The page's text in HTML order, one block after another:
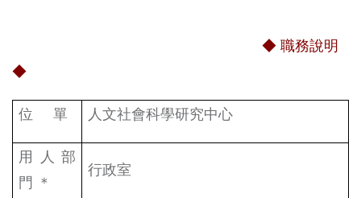
◆ 職務說明
◆
位 單 人文社會科學研究中心
用人部
門 ＊
行政室